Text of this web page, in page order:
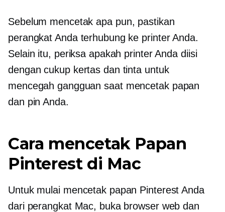
Sebelum mencetak apa pun, pastikan
perangkat Anda terhubung ke printer Anda.
Selain itu, periksa apakah printer Anda diisi
dengan cukup kertas dan tinta untuk
mencegah gangguan saat mencetak papan
dan pin Anda.
Cara mencetak Papan
Pinterest di Mac
Untuk mulai mencetak papan Pinterest Anda
dari perangkat Mac, buka browser web dan